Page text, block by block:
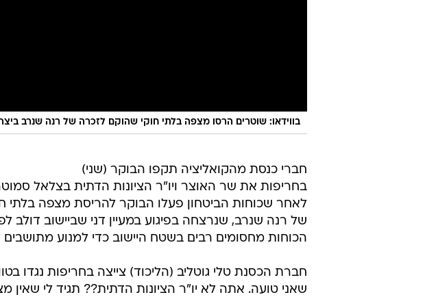
בווידאו: שוטרים הרסו מצפה בלתי חוקי שהוקם לזכרה של רנה שנרב
חברי כנסת מהקואליציה תקפו הבוקר (שני)
בחריפות את שר האוצר ויו"ר הציונות הדתית בצלאל
לאחר שכוחות הביטחון פעלו הבוקר להריסת מצפה בלתי
של רנה שנרב, שנרצחה בפיגוע במעיין דני שביישוב דולב
הכוחות מחסומים רבים בשטח היישוב כדי למנוע
חברת הכסנת טלי גוטליב (הליכוד) צייצה בחריפות נגדו
שאני טועה. אתה לא יו"ר הציונות הדתית?? תגיד לי